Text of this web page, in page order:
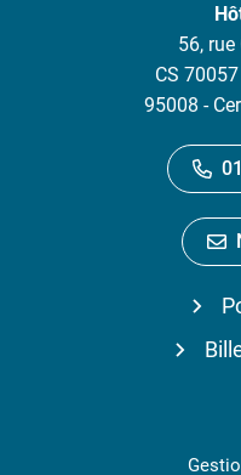
56,
CS
95008 -